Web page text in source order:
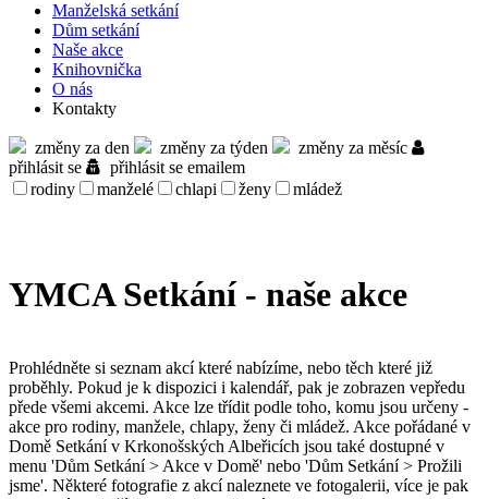
Manželská setkání
Dům setkání
Naše akce
Knihov­nička
O nás
Kontakty
změny za den změny za týden
změny za měsíc
přihlásit se
přihlásit se emailem
rodiny
manželé chlapi ženy mládež
YMCA Setkání - naše akce
Prohlédněte si seznam akcí které nabízíme, nebo těch které již
proběhly. Pokud je k dispozici i kalendář, pak je zobrazen vepředu
přede všemi akcemi. Akce lze třídit podle toho, komu jsou určeny -
akce pro rodiny, manžele, chlapy, ženy či mládež. Akce pořádané v
Domě Setkání v Krkonošských Albeřicích jsou také dostupné v
menu 'Dům Setkání > Akce v Domě' nebo 'Dům Setkání > Prožili
jsme'. Některé fotografie z akcí naleznete ve fotogalerii, více je pak